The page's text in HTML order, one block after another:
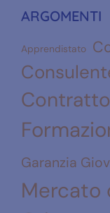
ARGOMENTI
Apprendistato
Contratto
Garanzia
Mercato